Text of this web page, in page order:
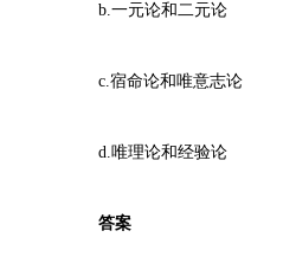
b.一元论和二元论
c.宿命论和唯意志论
d.唯理论和经验论
答案